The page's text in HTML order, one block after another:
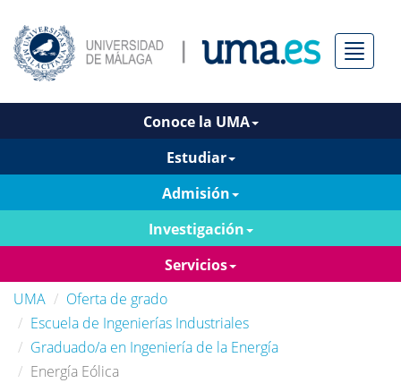
Menú
Conoce la UMA
Estudiar
Admisión
Investigación
Servicios
UMA
Oferta de grado
Escuela de Ingenierías Industriales
Graduado/a en Ingeniería de la Energía
Energía Eólica